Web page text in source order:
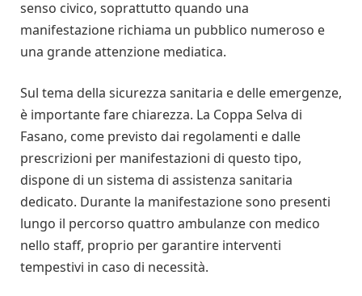
senso civico, soprattutto quando una
manifestazione richiama un pubblico numeroso e
una grande attenzione mediatica.
Sul tema della sicurezza sanitaria e delle emergenze,
è importante fare chiarezza. La Coppa Selva di
Fasano, come previsto dai regolamenti e dalle
prescrizioni per manifestazioni di questo tipo,
dispone di un sistema di assistenza sanitaria
dedicato. Durante la manifestazione sono presenti
lungo il percorso quattro ambulanze con medico
nello staff, proprio per garantire interventi
tempestivi in caso di necessità.